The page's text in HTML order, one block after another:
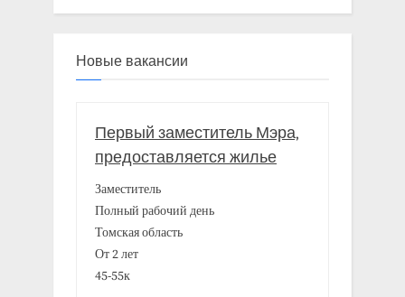
Новые вакансии
Первый заместитель Мэра,
предоставляется жилье
Заместитель
Полный рабочий день
Томская область
От 2 лет
45-55к